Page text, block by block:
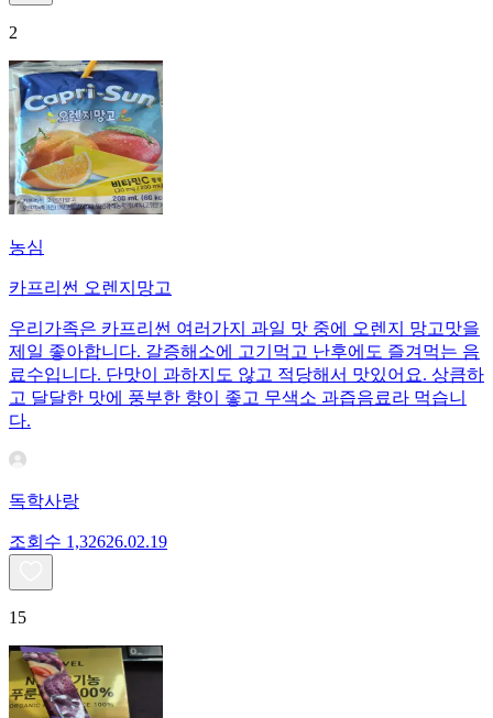
2
농심
카프리썬 오렌지망고
우리가족은 카프리썬 여러가지 과일 맛 중에 오렌지 망고맛을
제일 좋아합니다. 갈증해소에 고기먹고 난후에도 즐겨먹는 음
료수입니다. 단맛이 과하지도 않고 적당해서 맛있어요. 상큼하
고 달달한 맛에 풍부한 향이 좋고 무색소 과즙음료라 먹습니
다.
독학사랑
조회수 1,32626.02.19
15